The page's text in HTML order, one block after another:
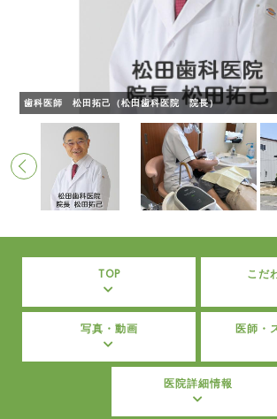
歯科医師 松田拓己（松田歯科医院 院長）
TOP こだ
写真・動画 医師・
医院詳細情報